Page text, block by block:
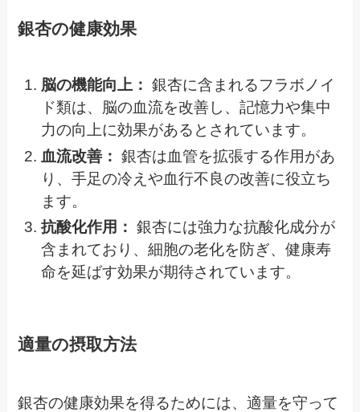
銀杏の健康効果
脳の機能向上： 銀杏に含まれるフラボノイ
ド類は、脳の血流を改善し、記憶力や集中
力の向上に効果があるとされています。
血流改善： 銀杏は血管を拡張する作用があ
り、手足の冷えや血行不良の改善に役立ち
ます。
抗酸化作用： 銀杏には強力な抗酸化成分が
含まれており、細胞の老化を防ぎ、健康寿
命を延ばす効果が期待されています。
適量の摂取方法
銀杏の健康効果を得るためには、適量を守って